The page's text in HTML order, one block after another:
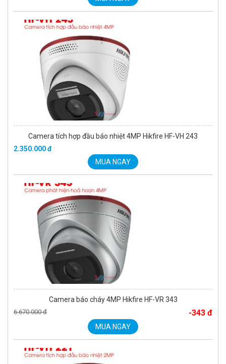
Camera tích hợp đầu báo nhiệt 4MP Hikfire HF-VH 243
2.350.000 đ
MUA NGAY
Camera báo cháy 4MP Hikfire HF-VR 343
6.670.000 đ -343 đ
MUA NGAY